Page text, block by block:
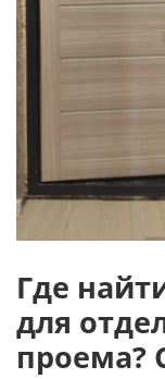
Где
для
проема?